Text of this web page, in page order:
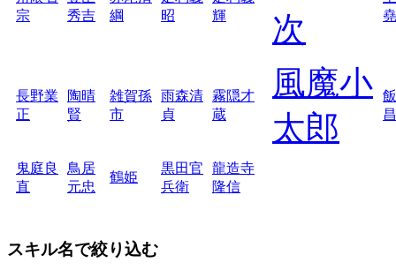
宗
秀吉
綱
昭
輝
次
堯
長野業
正
陶晴
賢
雑賀孫
市
雨森清
貞
霧隠才
蔵
風魔小
太郎
昌
鬼庭良
直
鳥居
元忠
鶴姫
黒田官
兵衛
龍造寺
隆信
スキル名で絞り込む